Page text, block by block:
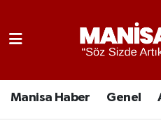
Manisa Haber Genel
Manisa Nöbetçi